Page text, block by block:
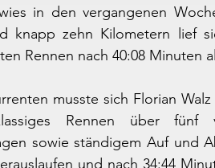
in den vergangenen
knapp zehn Kilometern lief
Rennen nach 40:08 Minuten
musste sich Florian
Rennen über fünf
sowie ständigem Auf und
und nach 34:44